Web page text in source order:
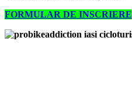
FORMULAR DE INSCRIERE